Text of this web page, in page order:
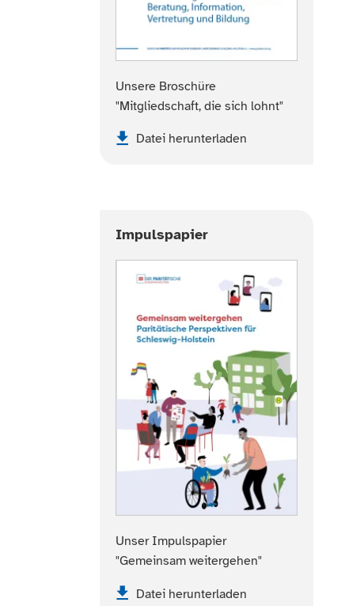
Unsere Broschüre
"Mitgliedschaft, die sich lohnt"
Datei herunterladen
Impulspapier
Unser Impulspapier
"Gemeinsam weitergehen"
Datei herunterladen